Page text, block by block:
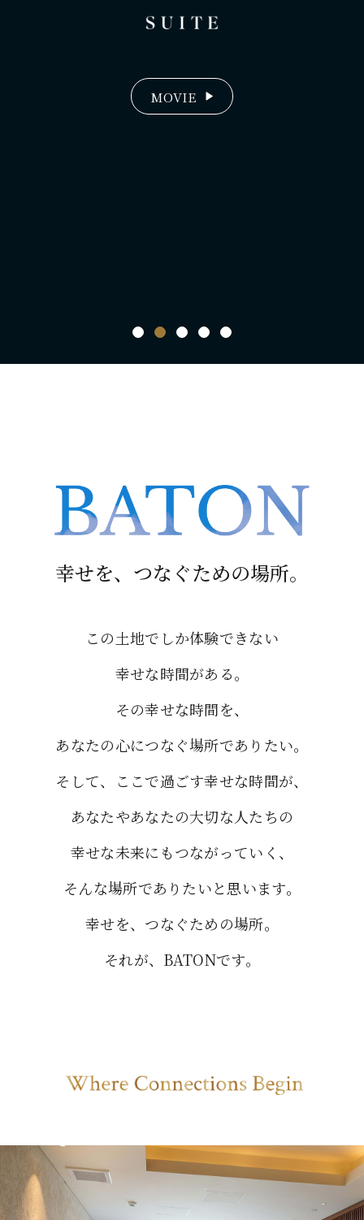
MOVIE
幸せを、つなぐための場所。
この土地でしか体験できない
幸せな時間がある。
その幸せな時間を、
あなたの心につなぐ場所でありたい。
そして、ここで過ごす幸せな時間が、
あなたやあなたの大切な人たちの
幸せな未来にもつながっていく、
そんな場所でありたいと思います。
幸せを、つなぐための場所。
それが、BATONです。